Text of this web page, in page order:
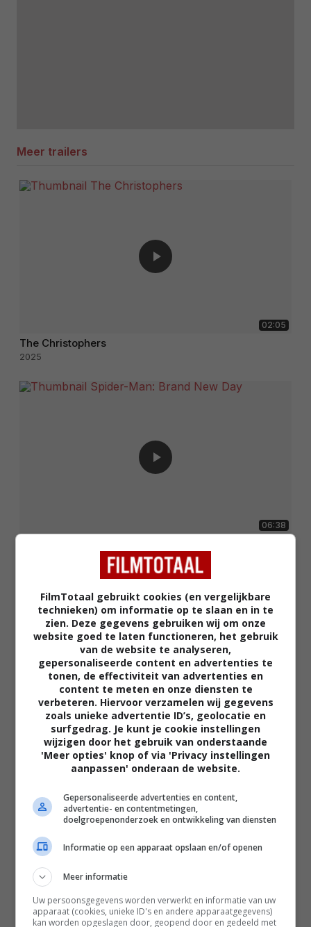
Meer trailers
02:05
The Christophers
2025
06:38
The Uprising
FilmTotaal gebruikt cookies (en vergelijkbare
technieken) om informatie op te slaan en in te
zien. Deze gegevens gebruiken wij om onze
website goed te laten functioneren, het gebruik
van de website te analyseren,
gepersonaliseerde content en advertenties te
tonen, de effectiviteit van advertenties en
content te meten en onze diensten te
verbeteren. Hiervoor verzamelen wij gegevens
zoals unieke advertentie ID’s, geolocatie en
surfgedrag. Je kunt je cookie instellingen
wijzigen door het gebruik van onderstaande
'Meer opties' knop of via 'Privacy instellingen
aanpassen' onderaan de website.
Gepersonaliseerde advertenties en content,
advertentie- en contentmetingen,
doelgroepenonderzoek en ontwikkeling van diensten
Informatie op een apparaat opslaan en/of openen
Meer informatie
Uw persoonsgegevens worden verwerkt en informatie van uw
apparaat (cookies, unieke ID's en andere apparaatgegevens)
kan worden opgeslagen door, geopend door en gedeeld met